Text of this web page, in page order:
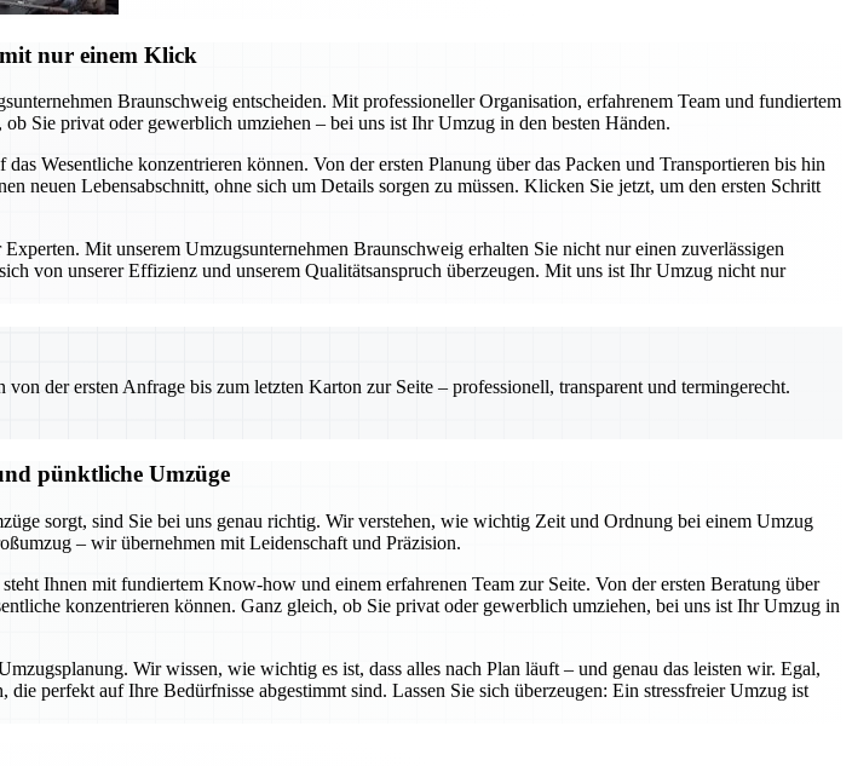
nur einem Klick
Braunschweig entscheiden. Mit professioneller Organisation, erfahrenem Team und fundiertem
Sie privat oder gewerblich umziehen – bei uns ist Ihr Umzug in den besten Händen.
Wesentliche konzentrieren können. Von der ersten Planung über das Packen und Transportieren bis hin
neuen Lebensabschnitt, ohne sich um Details sorgen zu müssen. Klicken Sie jetzt, um den ersten Schritt
Mit unserem Umzugsunternehmen Braunschweig erhalten Sie nicht nur einen zuverlässigen
von unserer Effizienz und unserem Qualitätsanspruch überzeugen. Mit uns ist Ihr Umzug nicht nur
der ersten Anfrage bis zum letzten Karton zur Seite – professionell, transparent und termingerecht.
pünktliche Umzüge
sorgt, sind Sie bei uns genau richtig. Wir verstehen, wie wichtig Zeit und Ordnung bei einem Umzug
– wir übernehmen mit Leidenschaft und Präzision.
Ihnen mit fundiertem Know-how und einem erfahrenen Team zur Seite. Von der ersten Beratung über
konzentrieren können. Ganz gleich, ob Sie privat oder gewerblich umziehen, bei uns ist Ihr Umzug in
Wir wissen, wie wichtig es ist, dass alles nach Plan läuft – und genau das leisten wir. Egal,
perfekt auf Ihre Bedürfnisse abgestimmt sind. Lassen Sie sich überzeugen: Ein stressfreier Umzug ist